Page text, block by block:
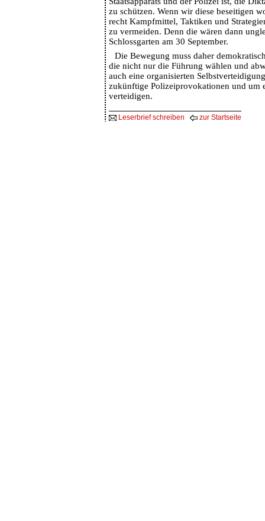
zu schützen. Wenn wir diese beseitigen
recht Kampfmittel, Taktiken und
zu vermeiden. Denn die wären dann
Schlossgarten am 30 September.
Die Bewegung muss daher
die nicht nur die Führung wählen und
auch eine organisierten
zukünftige Polizeiprovokationen und um
verteidigen.
Leserbrief schreiben zur Startseite